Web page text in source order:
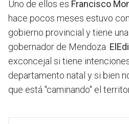
Uno de ellos es Francisco
hace pocos meses estuvo
gobierno provincial y tiene
gobernador de Mendoza.
exconcejal si tiene
departamento natal y si bien
que está "caminando" el